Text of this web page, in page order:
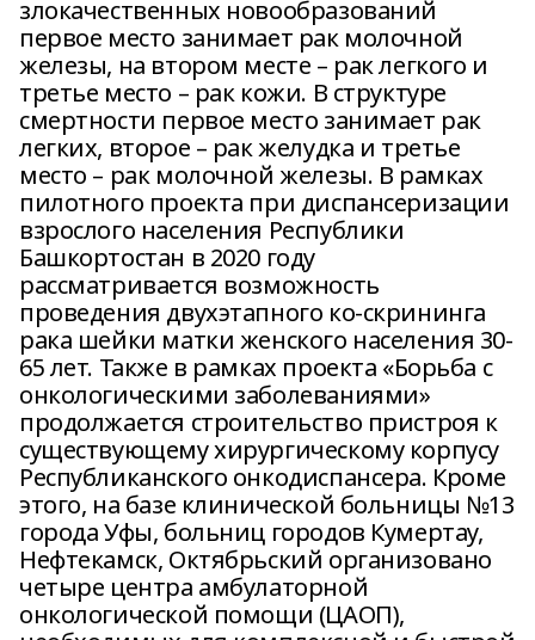
злокачественных новообразований
первое место занимает рак молочной
железы, на втором месте – рак легкого и
третье место – рак кожи. В структуре
смертности первое место занимает рак
легких, второе – рак желудка и третье
место – рак молочной железы. В рамках
пилотного проекта при диспансеризации
взрослого населения Республики
Башкортостан в 2020 году
рассматривается возможность
проведения двухэтапного ко-скрининга
рака шейки матки женского населения 30-
65 лет. Также в рамках проекта «Борьба с
онкологическими заболеваниями»
продолжается строительство пристроя к
существующему хирургическому корпусу
Республиканского онкодиспансера. Кроме
этого, на базе клинической больницы №13
города Уфы, больниц городов Кумертау,
Нефтекамск, Октябрьский организовано
четыре центра амбулаторной
онкологической помощи (ЦАОП),